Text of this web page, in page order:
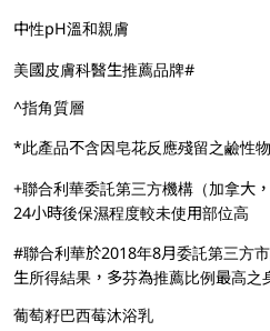
中性pH溫和親膚
美國皮膚科醫生推薦品牌#
^指角質層
*此產品不含因皂花反應殘留之鹼性
+聯合利華委託第三方機構（加拿大
24小時後保濕程度較未使用部位高
#聯合利華於2018年8月委託第三方
生所得結果，多芬為推薦比例最高之
葡萄籽巴西莓沐浴乳